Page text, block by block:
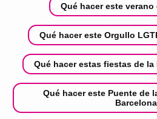
Qué hacer este verano
Qué hacer este Orgullo
Qué hacer estas fiestas de la
Qué hacer este Puente de
Barcelona